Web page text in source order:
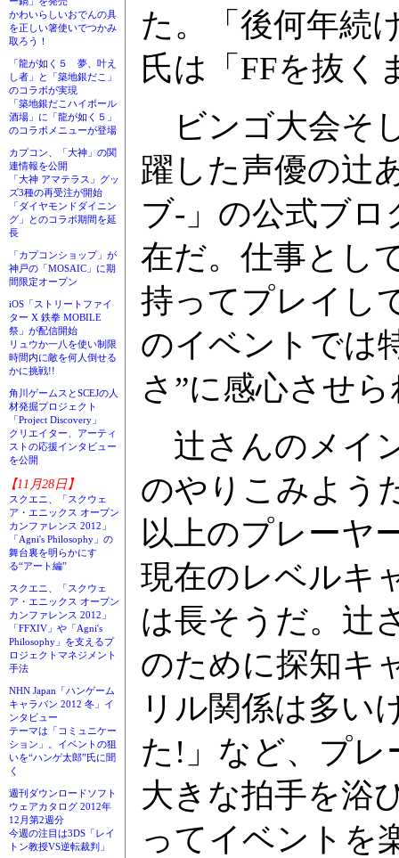
かわいらしいおでんの具
を正しい箸使いでつかみ
取ろう！
「龍が如く５ 夢、叶え
し者」と「築地銀だこ」
のコラボが実現
「築地銀だこハイボール
酒場」に「龍が如く５」
のコラボメニューが登場
カプコン、「大神」の関
連情報を公開
「大神 アマテラス」グッ
ズ3種の再受注が開始
「ダイヤモンドダイニン
グ」とのコラボ期間を延
長
「カプコンショップ」が
神戸の「MOSAIC」に期
間限定オープン
iOS「ストリートファイ
ター X 鉄拳 MOBILE
祭」が配信開始
リュウか一八を使い制限
時間内に敵を何人倒せる
かに挑戦!!
角川ゲームスとSCEJの人
材発掘プロジェクト
「Project Discovery」
クリエイター、アーティ
ストの応援インタビュー
を公開
【11月28日】
スクエニ、「スクウェ
ア・エニックス オープン
カンファレンス 2012」
「Agni's Philosophy」の
舞台裏を明らかにす
る“アート編”
スクエニ、「スクウェ
ア・エニックス オープン
カンファレンス 2012」
「FFXIV」や「Agni's
Philosophy」を支えるプ
ロジェクトマネジメント
手法
NHN Japan「ハンゲーム
キャラバン 2012 冬」イ
ンタビュー
テーマは「コミュニケー
ション」。イベントの狙
いを“ハンゲ太郎”氏に聞
く
週刊ダウンロードソフト
ウェアカタログ 2012年
12月第2週分
今週の注目は3DS「レイ
トン教授VS逆転裁判」
た。「後何年続
氏は「FFを抜く
ビンゴ大会そ
躍した声優の辻
ブ-」の公式ブ
在だ。仕事とし
持ってプレイし
のイベントでは
さ”に感心させ
辻さんのメイ
のやりこみよう
以上のプレーヤ
現在のレベルキ
は長そうだ。辻
のために探知キ
リル関係は多い
た!」など、プレ
大きな拍手を浴
ってイベントを